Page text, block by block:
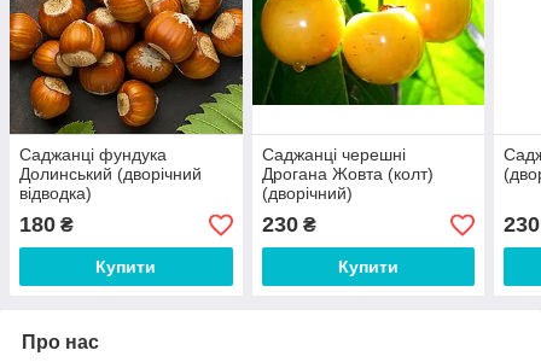
Саджанці фундука
Долинський (дворічний
відводка)
180 ₴
Купити
Саджанці черешні
Дрогана Жовта (колт)
(дворічний)
230₴
Купити
230
Про нас